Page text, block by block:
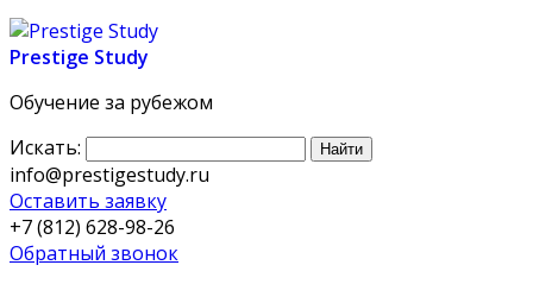
Prestige Study
Обучение за рубежом
Искать:
info@prestigestudy.ru
Оставить заявку
+7 (812) 628-98-26
Обратный звонок